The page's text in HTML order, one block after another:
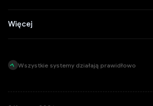
Więcej
Wszystkie systemy działają prawidłowo